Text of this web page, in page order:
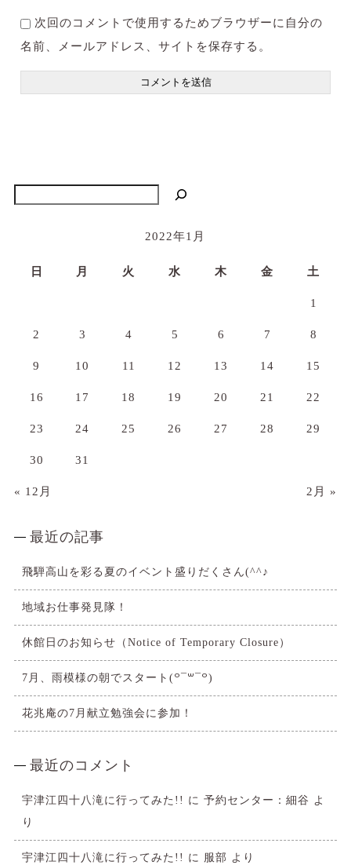
次回のコメントで使用するためブラウザーに自分の
名前、メールアドレス、サイトを保存する。
2022年1月
日 月 火 水 木 金 土
1
2 3 4 5 6 7 8
9 10 11 12 13 14 15
16 17 18 19 20 21 22
23 24 25 26 27 28 29
30 31
« 12月 2月 »
最近の記事
飛騨高山を彩る夏のイベント盛りだくさん(^^♪
地域お仕事発見隊！
休館日のお知らせ（Notice of Temporary Closure）
7月、雨模様の朝でスタート(꒪¯꒳​¯꒪)
花兆庵の7月献立勉強会に参加！
最近のコメント
宇津江四十八滝に行ってみた!! に 予約センター：細谷 よ
り
宇津江四十八滝に行ってみた!! に 服部 より